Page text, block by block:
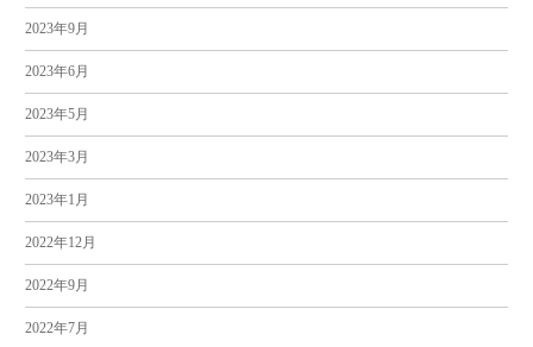
2023年9月
2023年6月
2023年5月
2023年3月
2023年1月
2022年12月
2022年9月
2022年7月